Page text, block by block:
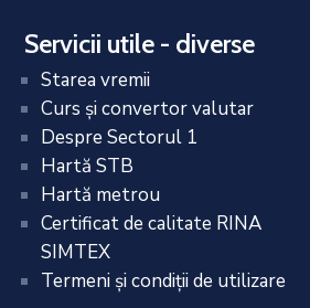
Servicii utile - diverse
Starea vremii
Curs și convertor valutar
Despre Sectorul 1
Hartă STB
Hartă metrou
Certificat de calitate RINA
SIMTEX
Termeni și condiții de utilizare